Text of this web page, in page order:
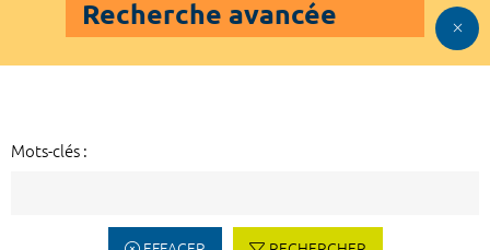
Recherche avancée
Mots-clés :